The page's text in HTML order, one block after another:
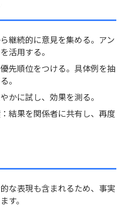
継続的に意見を集める。アン
活用する。
先順位をつける。具体例を抽
。
かに試し、効果を測る。
結果を関係者に共有し、再度
な表現も含まれるため、事実
す。